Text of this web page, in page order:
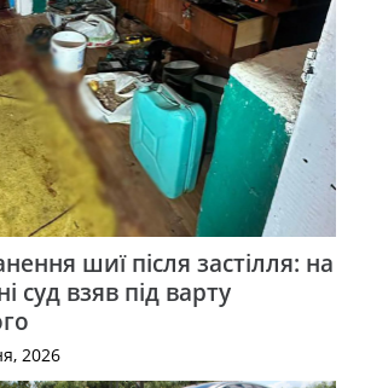
шиї після застілля: на
суд взяв під варту
2026